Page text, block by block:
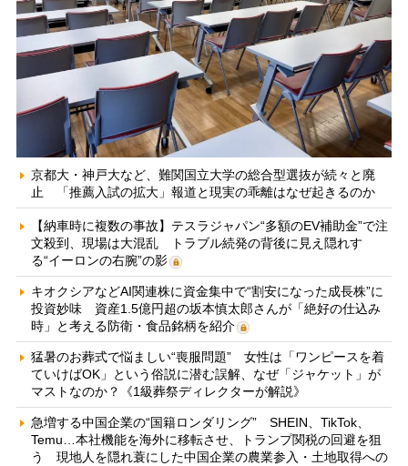
京都大・神戸大など、難関国立大学の総合型選抜が続々と廃
止 「推薦入試の拡大」報道と現実の乖離はなぜ起きるのか
【納車時に複数の事故】テスラジャパン“多額のEV補助金”で注
文殺到、現場は大混乱 トラブル続発の背後に見え隠れす
る“イーロンの右腕”の影
キオクシアなどAI関連株に資金集中で“割安になった成長株”に
投資妙味 資産1.5億円超の坂本慎太郎さんが「絶好の仕込み
時」と考える防衛・食品銘柄を紹介
猛暑のお葬式で悩ましい“喪服問題” 女性は「ワンピースを着
ていけばOK」という俗説に潜む誤解、なぜ「ジャケット」が
マストなのか？《1級葬祭ディレクターが解説》
急増する中国企業の“国籍ロンダリング” SHEIN、TikTok、
Temu…本社機能を海外に移転させ、トランプ関税の回避を狙
う 現地人を隠れ蓑にした中国企業の農業参入・土地取得への